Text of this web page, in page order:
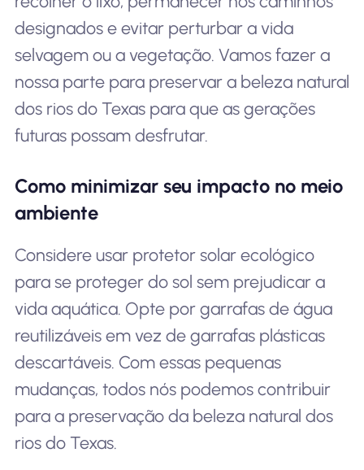
designados e evitar perturbar a vida
selvagem ou a vegetação. Vamos fazer a
nossa parte para preservar a beleza natural
dos rios do Texas para que as gerações
futuras possam desfrutar.
Como minimizar seu impacto no meio
ambiente
Considere usar protetor solar ecológico
para se proteger do sol sem prejudicar a
vida aquática. Opte por garrafas de água
reutilizáveis em vez de garrafas plásticas
descartáveis. Com essas pequenas
mudanças, todos nós podemos contribuir
para a preservação da beleza natural dos
rios do Texas.